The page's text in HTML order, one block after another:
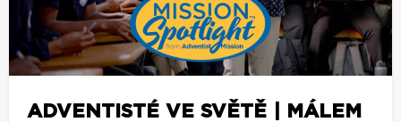
ADVENTISTÉ VE SVĚTĚ | MÁLEM